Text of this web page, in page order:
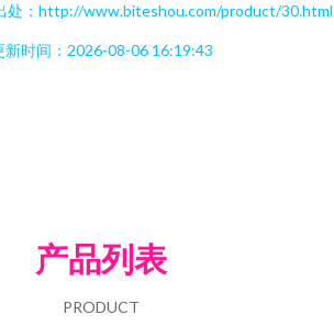
处：http://www.biteshou.com/product/30.html
新时间：2026-08-06 16:19:43
产品列表
PRODUCT